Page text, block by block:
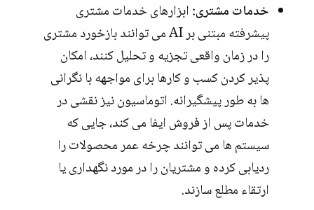
خدمات مشتری:ابزارهای خدمات مشتری
پیشرفته مبتنی بر AI می توانند بازخورد مشتری
را در زمان واقعی تجزیه و تحلیل کنند، امکان
پذیر کردن کسب و کارها برای مواجهه با نگرانی
ها به طور پیشگیرانه. اتوماسیون نیز نقشی در
خدمات پس از فروش ایفا می کند، جایی که
سیستم ها می توانند چرخه عمر محصولات را
ردیابی کرده و مشتریان را در مورد نگهداری یا
ارتقاء مطلع سازند.